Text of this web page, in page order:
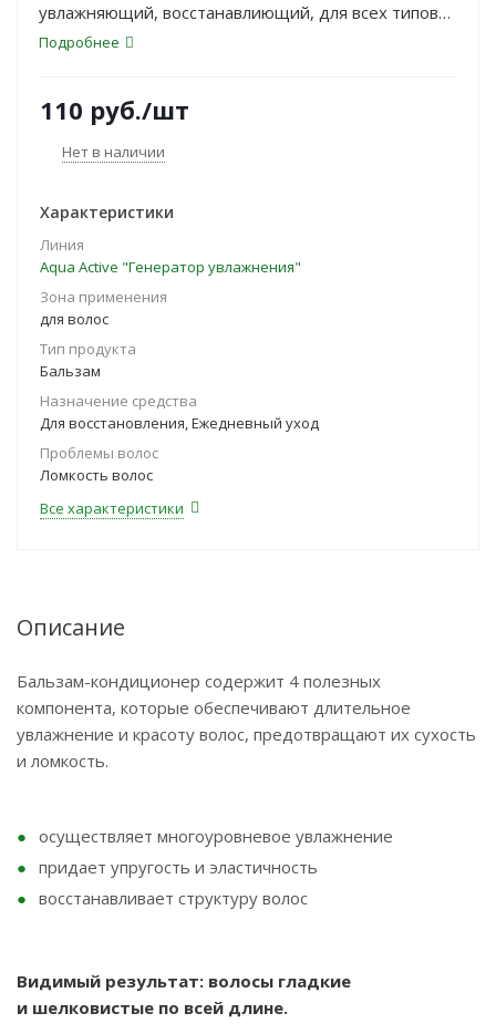
увлажняющий, восстанавлиющий, для всех типов
волос 350мл
Подробнее
110 руб./шт
Нет в наличии
Характеристики
Линия
Aqua Active "Генератор увлажнения"
Зона применения
для волос
Тип продукта
Бальзам
Назначение средства
Для восстановления, Ежедневный уход
Проблемы волос
Ломкость волос
Все характеристики
Описание
Бальзам-кондиционер содержит 4 полезных
компонента, которые обеспечивают длительное
увлажнение и красоту волос, предотвращают их сухость
и ломкость.
осуществляет многоуровневое увлажнение
придает упругость и эластичность
восстанавливает структуру волос
Видимый результат: волосы гладкие
и шелковистые по всей длине.